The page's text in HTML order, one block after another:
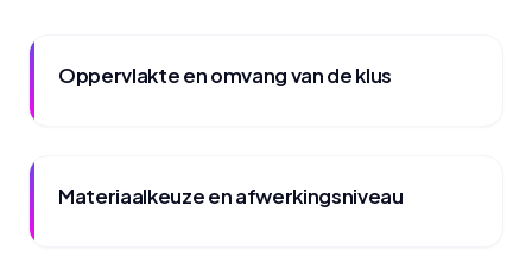
Oppervlakte en omvang van de klus
Materiaalkeuze en afwerkingsniveau